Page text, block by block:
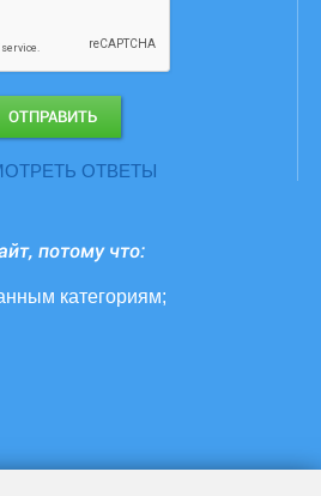
ОТВЕТЫ
потому что:
категориям;